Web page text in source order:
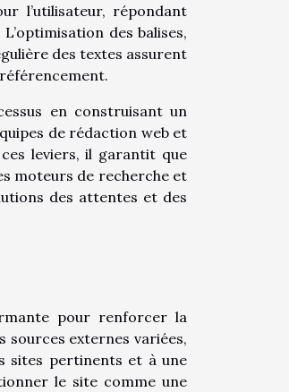
l’utilisateur, répondant
des balises,
des textes assurent
en construisant un
de rédaction web et
leviers, il garantit que
moteurs de recherche et
des attentes et des
pour renforcer la
sources externes variées,
sites pertinents et à une
le site comme une